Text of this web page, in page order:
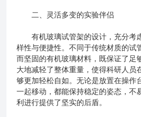
二、灵活多变的实验伴侣
有机玻璃试管架的设计，充分考
样性与便捷性。不同于传统材质的试
而坚固的有机玻璃材料，既保证了足
大地减轻了整体重量，使得科研人员
够更加轻松自如。无论是放置在操作
一起移动，都能保持稳定的姿态，不
利进行提供了坚实的后盾。